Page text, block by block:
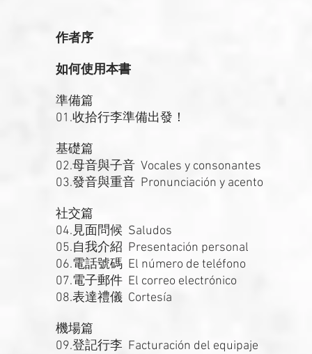
作者序
如何使用本書
準備篇
01.收拾行李準備出發！
基礎篇
02.母音與子音 Vocales y consonantes
03.發音與重音 Pronunciación y acento
社交篇
04.見面問候 Saludos
05.自我介紹 Presentación personal
06.電話號碼 El número de teléfono
07.電子郵件 El correo electrónico
08.表達禮儀 Cortesía
機場篇
09.登記行李 Facturación del equipaje